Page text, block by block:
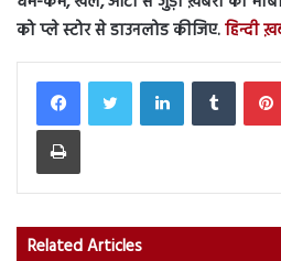
को प्ले स्टोर से डाउनलोड कीजिए.हिन्दी
LinkedInTumblr
Print
Related Articles